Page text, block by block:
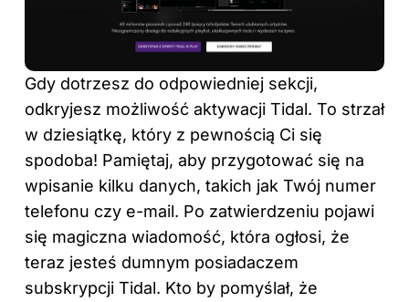
Gdy dotrzesz do odpowiedniej sekcji,
odkryjesz możliwość aktywacji Tidal. To strzał
w dziesiątkę, który z pewnością Ci się
spodoba! Pamiętaj, aby przygotować się na
wpisanie kilku danych, takich jak Twój numer
telefonu czy e-mail. Po zatwierdzeniu pojawi
się magiczna wiadomość, która ogłosi, że
teraz jesteś dumnym posiadaczem
subskrypcji Tidal. Kto by pomyślał, że